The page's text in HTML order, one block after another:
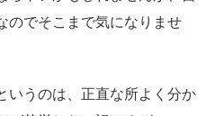
のでそこまで気になりませ
いうのは、正直な所よく分か